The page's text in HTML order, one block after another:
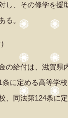
し、その修学を援
る。
の給付は、滋賀県
条に定める高等学
、同法第124条に